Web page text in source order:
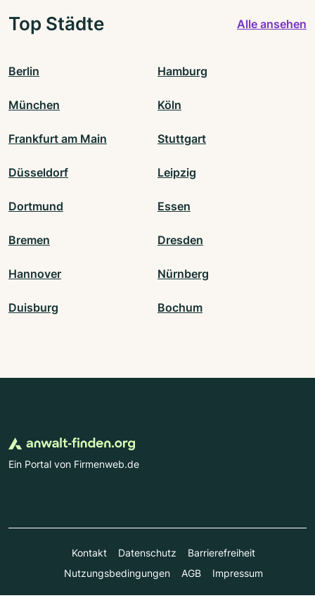
Top Städte Alle ansehen
Berlin Hamburg
München Köln
Frankfurt am Main Stuttgart
Düsseldorf Leipzig
Dortmund Essen
Bremen Dresden
Hannover Nürnberg
Duisburg Bochum
Ein Portal von Firmenweb.de
Kontakt Datenschutz
Barrierefreiheit
Nutzungsbedingungen
AGB Impressum